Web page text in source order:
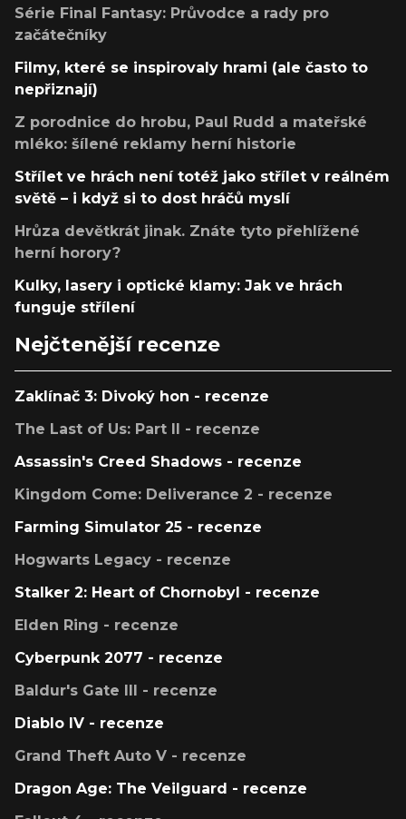
Série Final Fantasy: Průvodce a rady pro
začátečníky
Filmy, které se inspirovaly hrami (ale často to
nepřiznají)
Z porodnice do hrobu, Paul Rudd a mateřské
mléko: šílené reklamy herní historie
Střílet ve hrách není totéž jako střílet v reálném
světě – i když si to dost hráčů myslí
Hrůza devětkrát jinak. Znáte tyto přehlížené
herní horory?
Kulky, lasery i optické klamy: Jak ve hrách
funguje střílení
Nejčtenější recenze
Zaklínač 3: Divoký hon - recenze
The Last of Us: Part II - recenze
Assassin's Creed Shadows - recenze
Kingdom Come: Deliverance 2 - recenze
Farming Simulator 25 - recenze
Hogwarts Legacy - recenze
Stalker 2: Heart of Chornobyl - recenze
Elden Ring - recenze
Cyberpunk 2077 - recenze
Baldur's Gate III - recenze
Diablo IV - recenze
Grand Theft Auto V - recenze
Dragon Age: The Veilguard - recenze